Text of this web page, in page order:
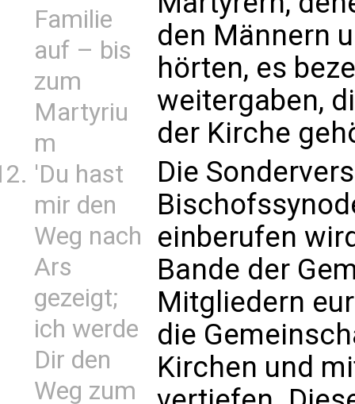
Familie
auf – bis
zum
Martyriu
m
'Du hast
mir den
Weg nach
Ars
gezeigt;
ich werde
Dir den
Weg zum
den Männern
hörten, es
weitergaben,
der Kirche
Die
einberufen
Bande der
Mitgliedern
die
Kirchen und